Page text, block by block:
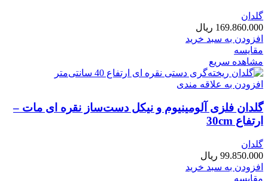
گلدان
169.860.000 ریال
افزودن به سبد خرید
مقایسه
مشاهده سریع
افزودن به علاقه مندی
گلدان فلزی آلومینیوم و نیکل دست‌ساز نقره ای مات –
ارتفاع 30cm
گلدان
99.850.000 ریال
افزودن به سبد خرید
مقایسه